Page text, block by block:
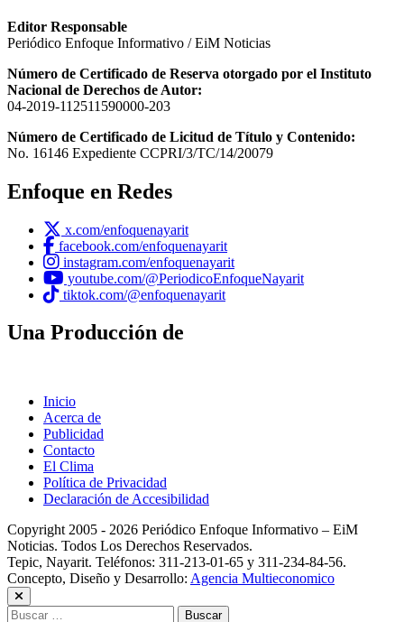
Editor Responsable
Periódico Enfoque Informativo / EiM Noticias
Número de Certificado de Reserva otorgado por el Instituto
Nacional de Derechos de Autor:
04-2019-112511590000-203
Número de Certificado de Licitud de Título y Contenido:
No. 16146 Expediente CCPRI/3/TC/14/20079
Enfoque en Redes
x.com/enfoquenayarit
facebook.com/enfoquenayarit
instagram.com/enfoquenayarit
youtube.com/@PeriodicoEnfoqueNayarit
tiktok.com/@enfoquenayarit
Una Producción de
Inicio
Acerca de
Publicidad
Contacto
El Clima
Política de Privacidad
Declaración de Accesibilidad
Copyright 2005 - 2026 Periódico Enfoque Informativo – EiM
Noticias. Todos Los Derechos Reservados.
Tepic, Nayarit. Teléfonos: 311-213-01-65 y 311-234-84-56.
Concepto, Diseño y Desarrollo: Agencia Multieconomico
Buscar: